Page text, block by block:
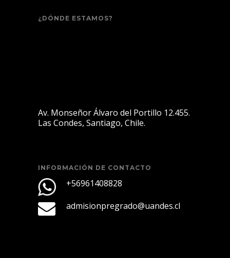
¿DÓNDE ESTAMOS?
Av. Monseñor Álvaro del Portillo 12.455.
Las Condes, Santiago, Chile.
INFORMACIÓN DE CONTACTO
+56961408828
admisionpregrado@uandes.cl